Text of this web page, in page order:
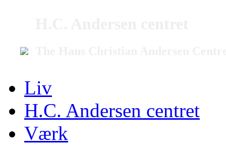
Liv
H.C. Andersen centret
Værk